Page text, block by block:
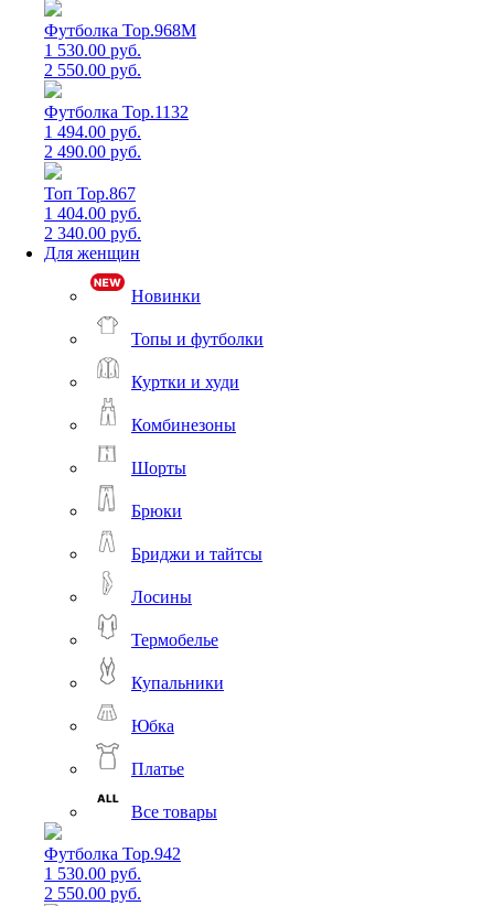
Футболка Top.968M
1 530.00 руб.
2 550.00 руб.
Футболка Top.1132
1 494.00 руб.
2 490.00 руб.
Топ Top.867
1 404.00 руб.
2 340.00 руб.
Для женщин
Новинки
Топы и футболки
Куртки и худи
Комбинезоны
Шорты
Брюки
Бриджи и тайтсы
Лосины
Термобелье
Купальники
Юбка
Платье
Все товары
Футболка Top.942
1 530.00 руб.
2 550.00 руб.